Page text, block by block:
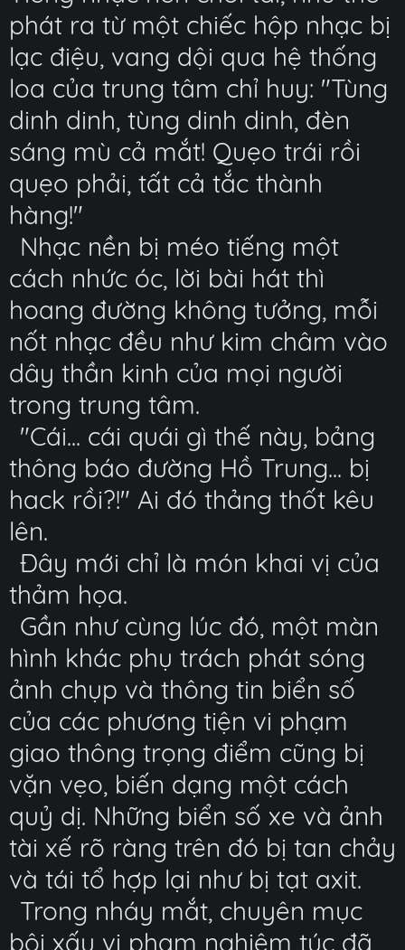
phát ra từ một chiếc hộp nhạc bị
lạc điệu, vang dội qua hệ thống
loa của trung tâm chỉ huy: "Tùng
dinh dinh, tùng dinh dinh, đèn
sáng mù cả mắt! Quẹo trái rồi
quẹo phải, tất cả tắc thành
hàng!"
Nhạc nền bị méo tiếng một
cách nhức óc, lời bài hát thì
hoang đường không tưởng, mỗi
nốt nhạc đều như kim châm vào
dây thần kinh của mọi người
trong trung tâm.
"Cái... cái quái gì thế này, bảng
thông báo đường Hồ Trung... bị
hack rồi?!" Ai đó thảng thốt kêu
lên.
Đây mới chỉ là món khai vị của
thảm họa.
Gần như cùng lúc đó, một màn
hình khác phụ trách phát sóng
ảnh chụp và thông tin biển số
của các phương tiện vi phạm
giao thông trọng điểm cũng bị
vặn vẹo, biến dạng một cách
quỷ dị. Những biển số xe và ảnh
tài xế rõ ràng trên đó bị tan chảy
và tái tổ hợp lại như bị tạt axit.
Trong nháy mắt, chuyên mục
bôi xấu vi phạm nghiêm túc đã